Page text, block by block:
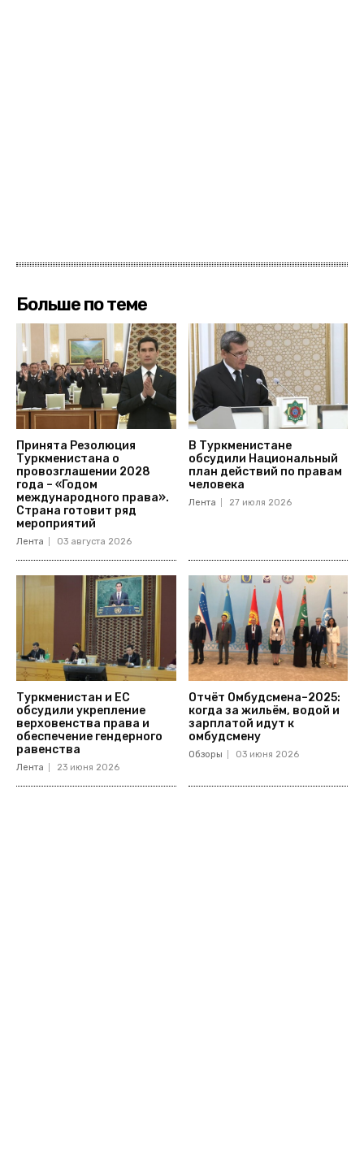
Больше по теме
Принята Резолюция
Туркменистана о
провозглашении 2028
года – «Годом
международного права».
Страна готовит ряд
мероприятий
Лента 03 августа 2026
В Туркменистане
обсудили Национальный
план действий по правам
человека
Лента 27 июля 2026
Туркменистан и ЕС
обсудили укрепление
верховенства права и
обеспечение гендерного
равенства
Лента 23 июня 2026
Отчёт Омбудсмена–2025:
когда за жильём, водой и
зарплатой идут к
омбудсмену
Обзоры 03 июня 2026